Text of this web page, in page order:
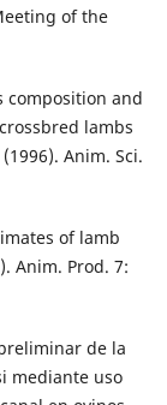
of the
composition and
lambs
Anim. Sci.
of lamb
Anim. Prod. 7:
de la
mediante uso